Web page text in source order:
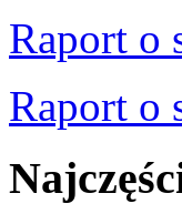
Raport o
Raport o